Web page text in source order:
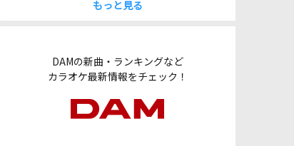
もっと見る
DAMの新曲・ランキングなど
カラオケ最新情報をチェック！